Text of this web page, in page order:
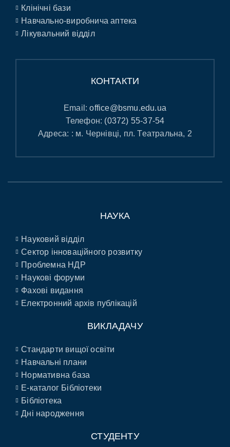
Клінічні бази
Навчально-виробнича аптека
Лікувальний відділ
КОНТАКТИ
Email:office@bsmu.edu.ua
Телефон: (0372) 55-37-54
Адреса: : м. Чернівці, пл. Театральна, 2
НАУКА
Науковий відділ
Сектор інноваційного розвитку
Проблемна НДР
Наукові форуми
Фахові видання
Електронний архів публікацій
ВИКЛАДАЧУ
Стандарти вищої освіти
Навчальні плани
Нормативна база
E-каталог Бібліотеки
Бібліотека
Дні народження
СТУДЕНТУ